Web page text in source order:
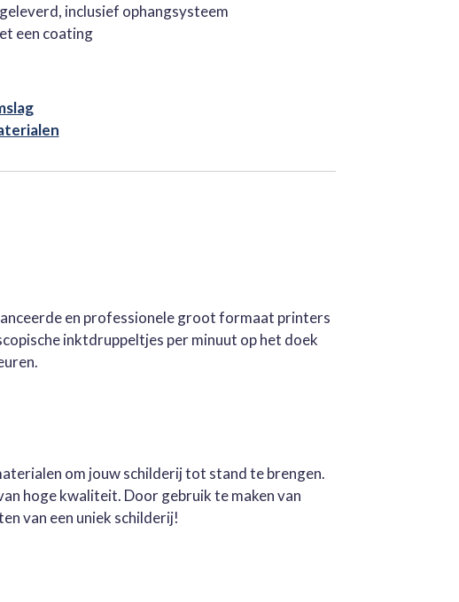
inclusief ophangsysteem
een coating
en professionele groot formaat printers
inktdruppeltjes per minuut op het doek
om jouw schilderij tot stand te brengen.
hoge kwaliteit. Door gebruik te maken van
van een uniek schilderij!